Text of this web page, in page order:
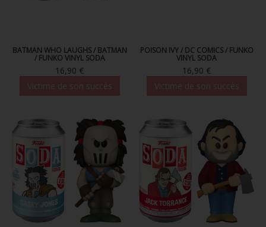
BATMAN WHO LAUGHS / BATMAN
/ FUNKO VINYL SODA
16,90 €
POISON IVY / DC COMICS / FUNKO
VINYL SODA
16,90 €